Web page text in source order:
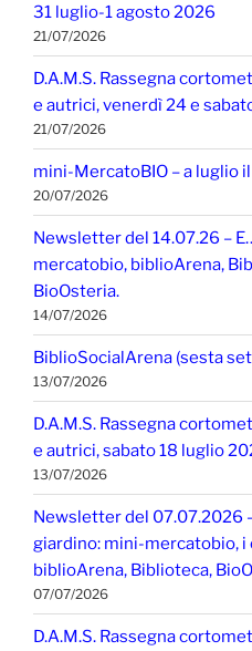
31 luglio-1 agosto 2026
21/07/2026
D.A.M.S. Rassegna
e autrici, venerdì 24 e
21/07/2026
mini-MercatoBIO – a luglio
20/07/2026
Newsletter del 14.07.26 –
mercatobio, biblioArena,
BioOsteria.
14/07/2026
BiblioSocialArena (sesta
13/07/2026
D.A.M.S. Rassegna
e autrici, sabato 18 luglio
13/07/2026
Newsletter del 07.07.2026
giardino: mini-mercatobio, i
biblioArena, Biblioteca,
07/07/2026
D.A.M.S. Rassegna